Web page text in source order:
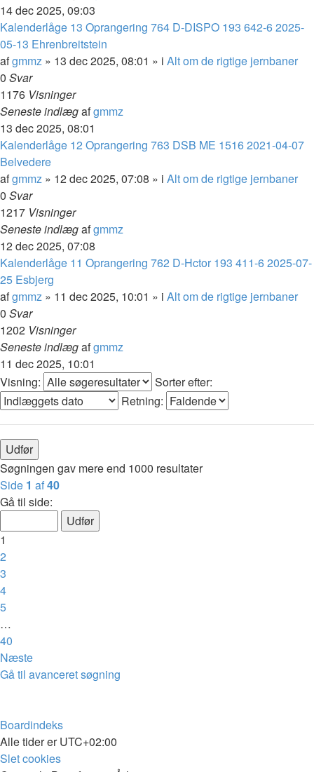
14 dec 2025, 09:03
Kalenderlåge 13 Oprangering 764 D-DISPO 193 642-6 2025-
05-13 Ehrenbreitstein
afgmmz » 13 dec 2025, 08:01 » i Alt om de rigtige jernbaner
0 Svar
1176 Visninger
Seneste indlægafgmmz
13 dec 2025, 08:01
Kalenderlåge 12 Oprangering 763 DSB ME 1516 2021-04-07
Belvedere
afgmmz » 12 dec 2025, 07:08 » i Alt om de rigtige jernbaner
0 Svar
1217 Visninger
Seneste indlægafgmmz
12 dec 2025, 07:08
Kalenderlåge 11 Oprangering 762 D-Hctor 193 411-6 2025-07-
25 Esbjerg
afgmmz » 11 dec 2025, 10:01 » i Alt om de rigtige jernbaner
0 Svar
1202 Visninger
Seneste indlægafgmmz
11 dec 2025, 10:01
Visning:
Sorter efter:
Retning:
Søgningen gav mere end 1000 resultater
Side 1 af40
Gå til side:
1
2
3
4
5
…
40
Næste
Gå til avanceret søgning
Boardindeks
Alle tider erUTC+02:00
Slet cookies